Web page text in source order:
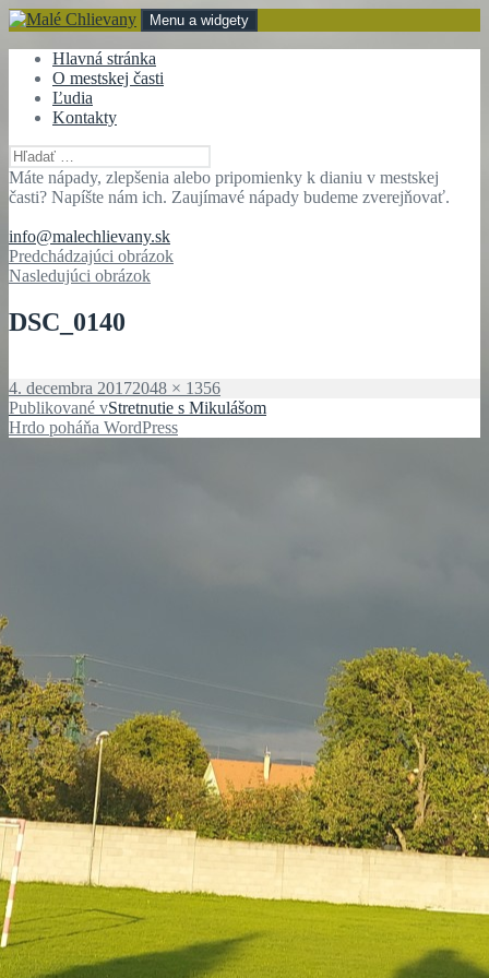
Preskočiť
na
obsah
Malé Chlievany
mestská časť Bánovce nad Bebravou
Menu a widgety
Hlavná stránka
O mestskej časti
Ľudia
Kontakty
Hľadať:
Máte nápady, zlepšenia alebo pripomienky k dianiu v mestskej
časti? Napíšte nám ich. Zaujímavé nápady budeme zverejňovať.
info@malechlievany.sk
Predchádzajúci obrázok
Nasledujúci obrázok
DSC_0140
Publikované
4. decembra 2017Plná
veľkosť
2048 × 1356
Navigácia
v
Publikované vStretnutie s Mikulášom
Hrdo poháňa WordPress